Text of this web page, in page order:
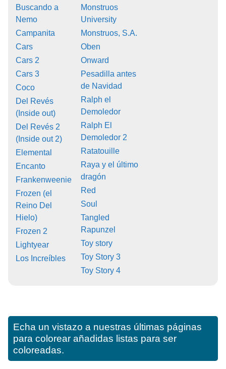
Buscando a
Nemo
Campanita
Cars
Cars 2
Cars 3
Coco
Del Revés
(Inside out)
Del Revés 2
(Inside out 2)
Elemental
Encanto
Frankenweenie
Frozen (el
Reino Del
Hielo)
Frozen 2
Lightyear
Los Increíbles
Monstruos
University
Monstruos, S.A.
Oben
Onward
Pesadilla antes
de Navidad
Ralph el
Demoledor
Ralph El
Demoledor 2
Ratatouille
Raya y el último
dragón
Red
Soul
Tangled
Rapunzel
Toy story
Toy Story 3
Toy Story 4
Echa un vistazo a nuestras últimas páginas
para colorear añadidas listas para ser
coloreadas.